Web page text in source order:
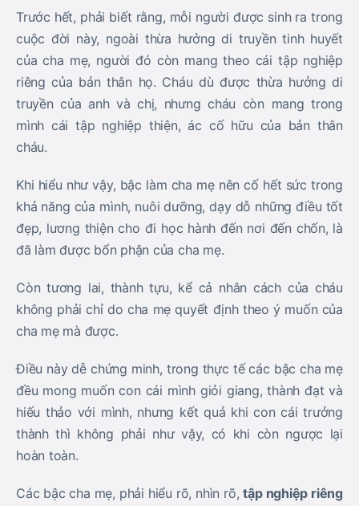
Trước hết, phải biết rằng, mỗi người được sinh ra trong
cuộc đời này, ngoài thừa hưởng di truyền tinh huyết
của cha mẹ, người đó còn mang theo cái tập nghiệp
riêng của bản thân họ. Cháu dù được thừa hưởng di
truyền của anh và chị, nhưng cháu còn mang trong
mình cái tập nghiệp thiện, ác cố hữu của bản thân
cháu.
Khi hiểu như vậy, bậc làm cha mẹ nên cố hết sức trong
khả năng của mình, nuôi dưỡng, dạy dỗ những điều tốt
đẹp, lương thiện cho đi học hành đến nơi đến chốn, là
đã làm được bổn phận của cha mẹ.
Còn tương lai, thành tựu, kể cả nhân cách của cháu
không phải chỉ do cha mẹ quyết định theo ý muốn của
cha mẹ mà được.
Điều này dễ chứng minh, trong thực tế các bậc cha mẹ
đều mong muốn con cái mình giỏi giang, thành đạt và
hiếu thảo với mình, nhưng kết quả khi con cái trưởng
thành thì không phải như vậy, có khi còn ngược lại
hoàn toàn.
Các bậc cha mẹ, phải hiểu rõ, nhìn rõ,tập nghiệp riêng